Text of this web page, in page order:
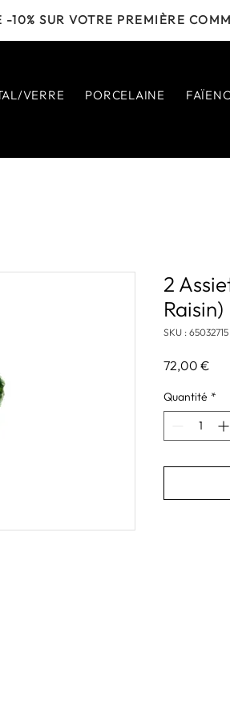
-10% SUR VOTRE PREMIÈRE
VERRE PORCELAINE
2
Raisin)
SKU : 65032715
72,00 €
Quantité *